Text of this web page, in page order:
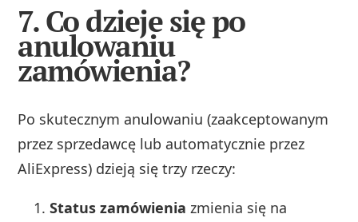
7. Co dzieje się po
anulowaniu
zamówienia?
Po skutecznym anulowaniu (zaakceptowanym
przez sprzedawcę lub automatycznie przez
AliExpress) dzieją się trzy rzeczy:
Status zamówienia zmienia się na